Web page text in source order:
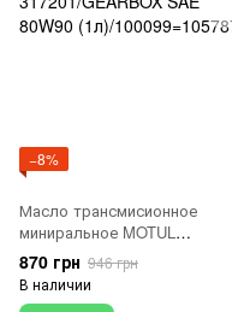
−8%
Масло трансмисионное
миниральное MOTUL
317201/GEARBOX SAE 80W90
(1л)/100099=105787
870 грн 946 грн
В наличии